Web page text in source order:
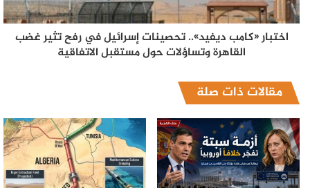
اختبار «كامب ديفيد».. تحصينات إسرائيل في رفح تثير غضب
القاهرة وتساؤلات حول مستقبل الاتفاقية
مقالات ذات صلة